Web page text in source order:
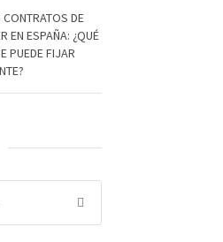
CONTRATOS DE
EN ESPAÑA: ¿QUÉ
PUEDE FIJAR